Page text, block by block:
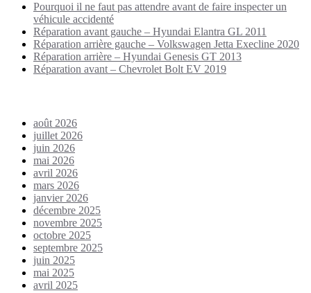
Pourquoi il ne faut pas attendre avant de faire inspecter un
véhicule accidenté
Réparation avant gauche – Hyundai Elantra GL 2011
Réparation arrière gauche – Volkswagen Jetta Execline 2020
Réparation arrière – Hyundai Genesis GT 2013
Réparation avant – Chevrolet Bolt EV 2019
août 2026
juillet 2026
juin 2026
mai 2026
avril 2026
mars 2026
janvier 2026
décembre 2025
novembre 2025
octobre 2025
septembre 2025
juin 2025
mai 2025
avril 2025